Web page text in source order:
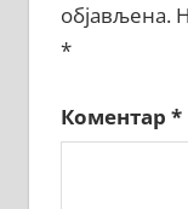
објављена.
*
Коментар *